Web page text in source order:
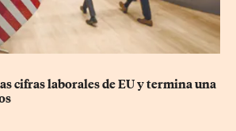
cifras laborales de EU y termina una